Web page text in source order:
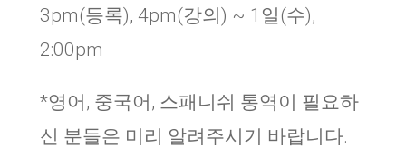
3pm(등록), 4pm(강의) ~ 1일(수),
2:00pm
*영어, 중국어, 스패니쉬 통역이 필요하
신 분들은 미리 알려주시기 바랍니다.